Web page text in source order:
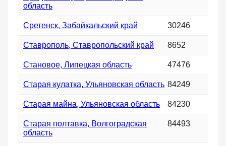
область
Сретенск, Забайкальский край 30246
Ставрополь, Ставропольский край 8652
Становое, Липецкая область 47476
Старая кулатка, Ульяновская область 84249
Старая майна, Ульяновская область 84230
Старая полтавка, Волгоградская
область
84493